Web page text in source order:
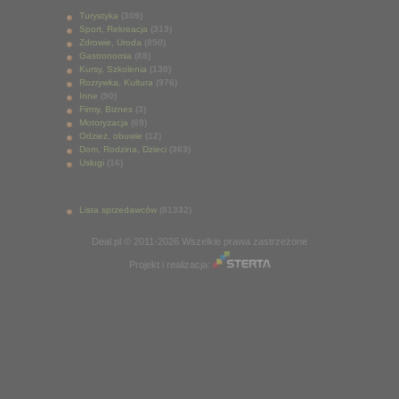
Turystyka (309)
Sport, Rekreacja (313)
Zdrowie, Uroda (850)
Gastronomia (88)
Kursy, Szkolenia (130)
Rozrywka, Kultura (976)
Inne (90)
Firmy, Biznes (3)
Motoryzacja (69)
Odzież, obuwie (12)
Dom, Rodzina, Dzieci (363)
Usługi (16)
Lista sprzedawców (81332)
Deal.pl © 2011-2026 Wszelkie prawa zastrzeżone
Projekt i realizacja: